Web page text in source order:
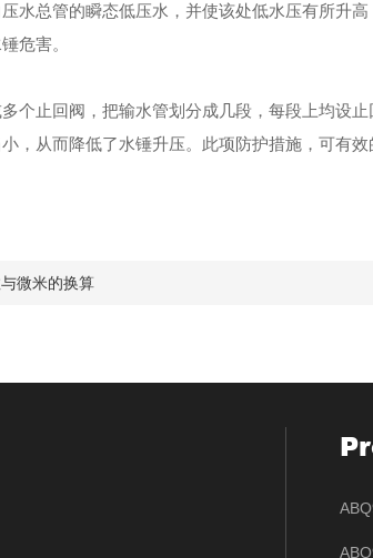
水总管的瞬态低压水，并使该处低水压有所升
危害。
个止回阀，把输水管划分成几段，每段上均设
小，从而降低了水锤升压。此项防护措施，可
微米的换算